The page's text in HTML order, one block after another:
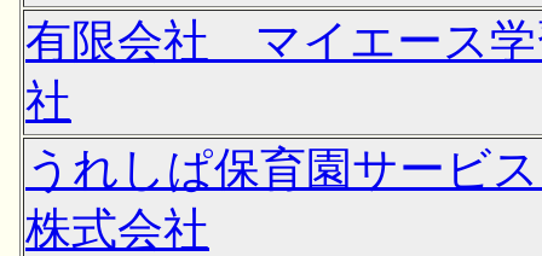
有限会社 マイエース
社
うれしぱ保育園サー
株式会社